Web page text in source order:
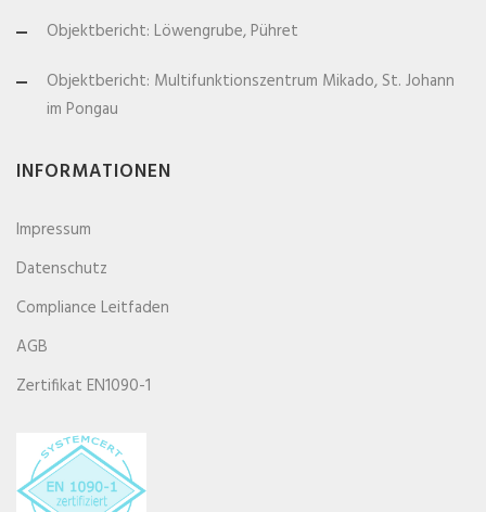
Objektbericht: Löwengrube, Pühret
Objektbericht: Multifunktionszentrum Mikado, St. Johann
im Pongau
INFORMATIONEN
Impressum
Datenschutz
Compliance Leitfaden
AGB
Zertifikat EN1090-1